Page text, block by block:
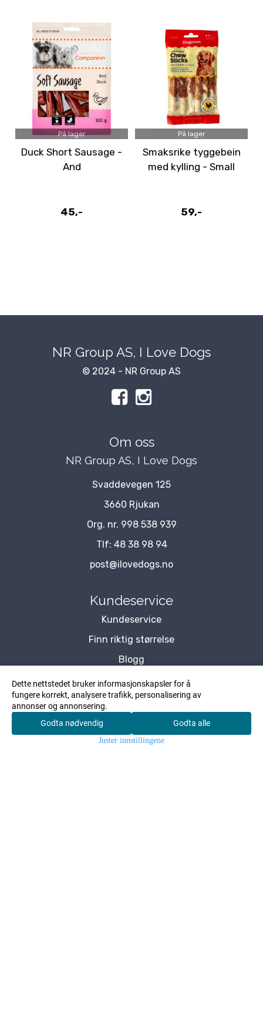
Søk
På lager
Duck Short Sausage -
And
45,-
På lager
Smaksrike tyggebein
med kylling - Small
59,-
Dette nettstedet bruker informasjonskapsler for å
fungere korrekt, analysere trafikk, personalisering av
annonser og annonsering.
Godta nødvendig
Godta alle
Juster innstillingene
NR Group AS, I Love Dogs
© 2024 - NR Group AS
Om oss
NR Group AS, I Love Dogs
Svaddevegen 125
3660 Rjukan
Org. nr. 998 538 939
Tlf: 48 38 98 94
post@ilovedogs.no
Kundeservice
Kundeservice
Finn riktig størrelse
Blogg
Om Oss
Kontakt Oss
Personvernserklæring